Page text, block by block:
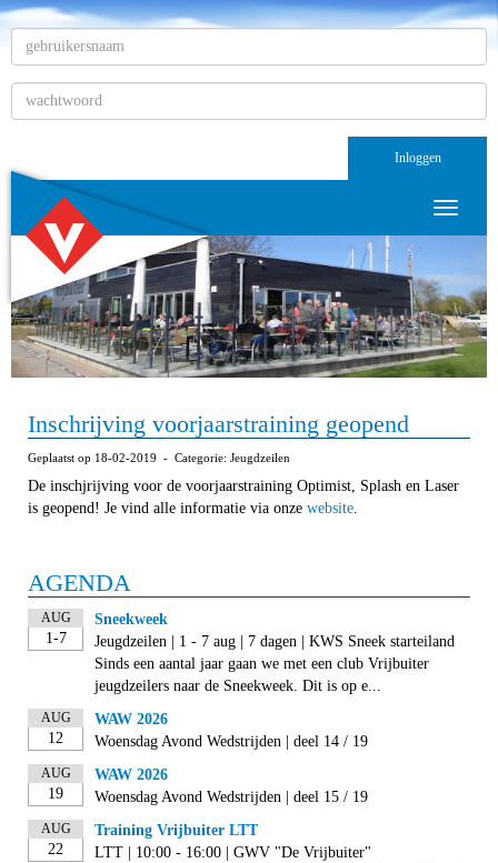
Inloggen
Toggle
Inschrijving voorjaarstraining geopend
Geplaatst op 18-02-2019 - Categorie: Jeugdzeilen
De inschjrijving voor de voorjaarstraining Optimist, Splash en Laser
is geopend! Je vind alle informatie via onze website.
AGENDA
AUG
1-7
Sneekweek
Jeugdzeilen | 1 - 7 aug | 7 dagen | KWS Sneek starteiland
Sinds een aantal jaar gaan we met een club Vrijbuiter
jeugdzeilers naar de Sneekweek. Dit is op e...
AUG
12
WAW 2026
Woensdag Avond Wedstrijden | deel 14 / 19
AUG
19
WAW 2026
Woensdag Avond Wedstrijden | deel 15 / 19
AUG
22
Training Vrijbuiter LTT
LTT | 10:00 - 16:00 | GWV "De Vrijbuiter"